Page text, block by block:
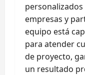
personalizados
empresas y
equipo está
para atender
de proyecto,
un resultado